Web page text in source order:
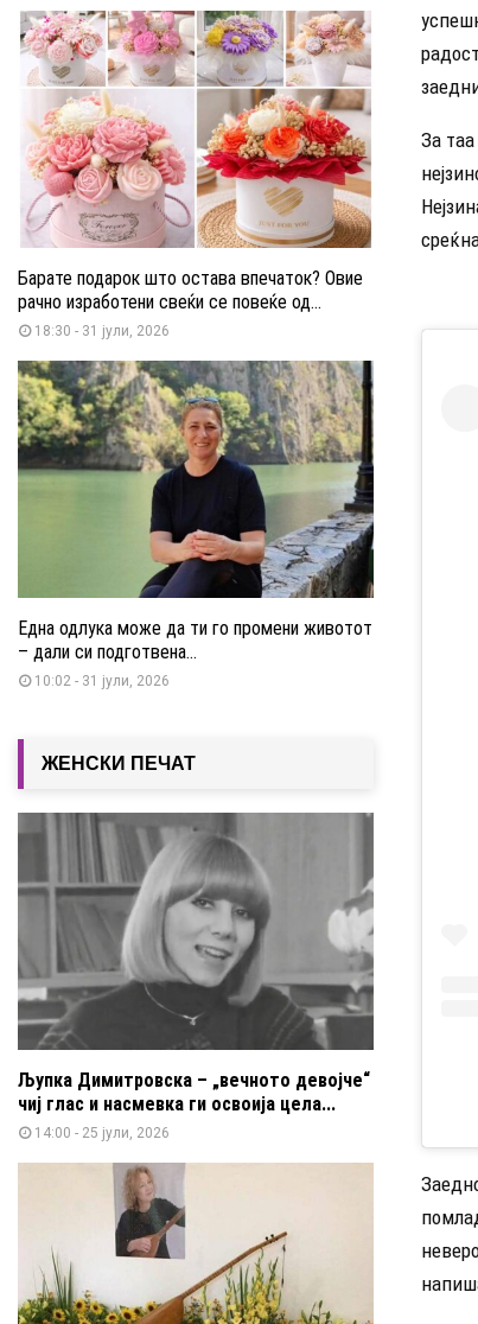
За
Барате подарок што остава впечаток? Овие
рачно изработени свеќи се повеќе од...
18:30 - 31 јули, 2026
Една одлука може да ти го промени животот
– дали си подготвена...
10:02 - 31 јули, 2026
ЖЕНСКИ ПЕЧАТ
Љупка Димитровска – „вечното девојче“
чиј глас и насмевка ги освоија цела...
14:00 - 25 јули, 2026